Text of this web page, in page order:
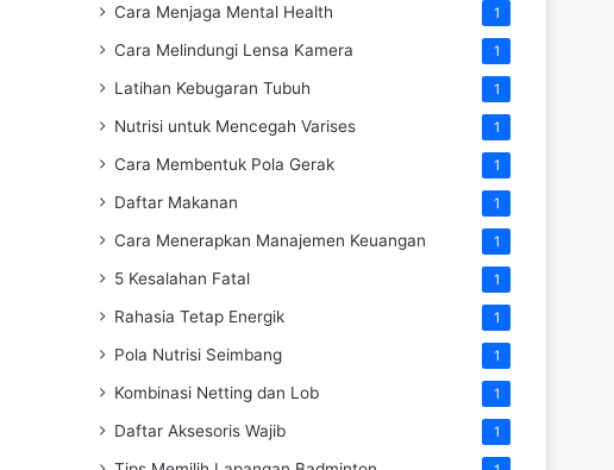
Cara Menjaga Mental Health 1
Cara Melindungi Lensa Kamera 1
Latihan Kebugaran Tubuh 1
Nutrisi untuk Mencegah Varises 1
Cara Membentuk Pola Gerak 1
Daftar Makanan 1
Cara Menerapkan Manajemen Keuangan 1
5 Kesalahan Fatal 1
Rahasia Tetap Energik 1
Pola Nutrisi Seimbang 1
Kombinasi Netting dan Lob 1
Daftar Aksesoris Wajib 1